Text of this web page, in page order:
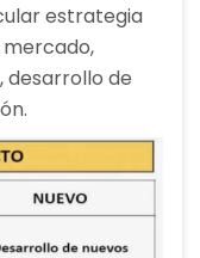
estrategia
desarrollo de